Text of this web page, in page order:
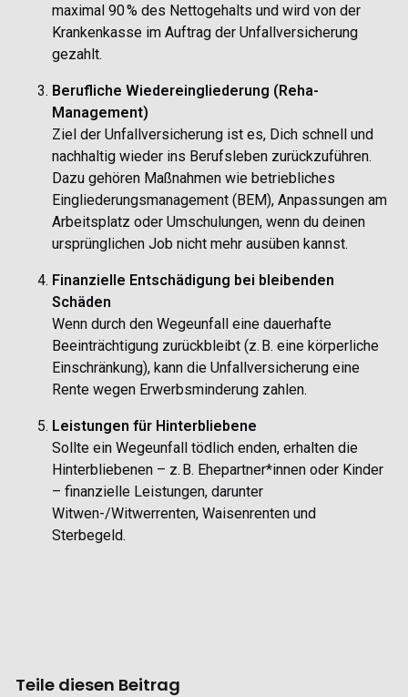
maximal 90 % des Nettogehalts und wird von der
Krankenkasse im Auftrag der Unfallversicherung
gezahlt.
Berufliche Wiedereingliederung (Reha-
Management)
Ziel der Unfallversicherung ist es, Dich schnell und
nachhaltig wieder ins Berufsleben zurückzuführen.
Dazu gehören Maßnahmen wie betriebliches
Eingliederungsmanagement (BEM), Anpassungen am
Arbeitsplatz oder Umschulungen, wenn du deinen
ursprünglichen Job nicht mehr ausüben kannst.
Finanzielle Entschädigung bei bleibenden
Schäden
Wenn durch den Wegeunfall eine dauerhafte
Beeinträchtigung zurückbleibt (z. B. eine körperliche
Einschränkung), kann die Unfallversicherung eine
Rente wegen Erwerbsminderung zahlen.
Leistungen für Hinterbliebene
Sollte ein Wegeunfall tödlich enden, erhalten die
Hinterbliebenen – z. B. Ehepartner*innen oder Kinder
– finanzielle Leistungen, darunter
Witwen-/Witwerrenten, Waisenrenten und
Sterbegeld.
Teile diesen Beitrag